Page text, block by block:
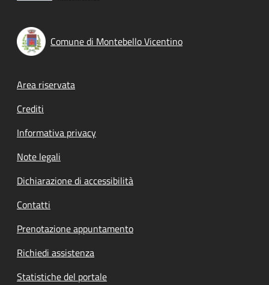
Comune di Montebello Vicentino
Footer menu
Area riservata
Crediti
Informativa privacy
Note legali
Dichiarazione di accessibilità
Contatti
Prenotazione appuntamento
Richiedi assistenza
Statistiche del portale